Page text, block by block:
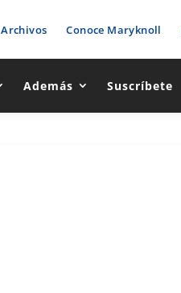
Archivos Conoce Maryknoll
Además Suscríbete